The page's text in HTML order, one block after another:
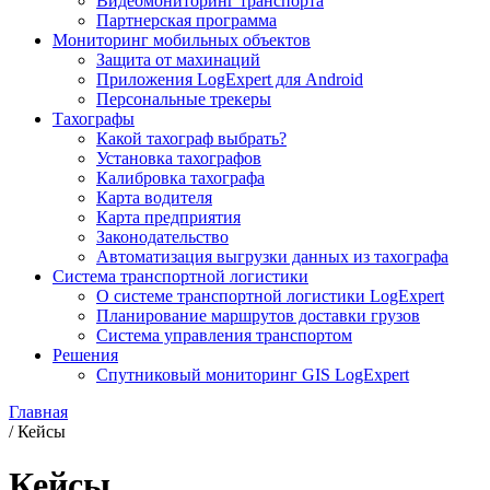
Партнерская программа
Мониторинг мобильных объектов
Защита от махинаций
Приложения LogExpert для Android
Персональные трекеры
Тахографы
Какой тахограф выбрать?
Установка тахографов
Калибровка тахографа
Карта водителя
Карта предприятия
Законодательство
Автоматизация выгрузки данных из тахографа
Система транспортной логистики
О системе транспортной логистики LogExpert
Планирование маршрутов доставки грузов
Система управления транспортом
Решения
Спутниковый мониторинг GIS LogExpert
Главная
/Кейсы